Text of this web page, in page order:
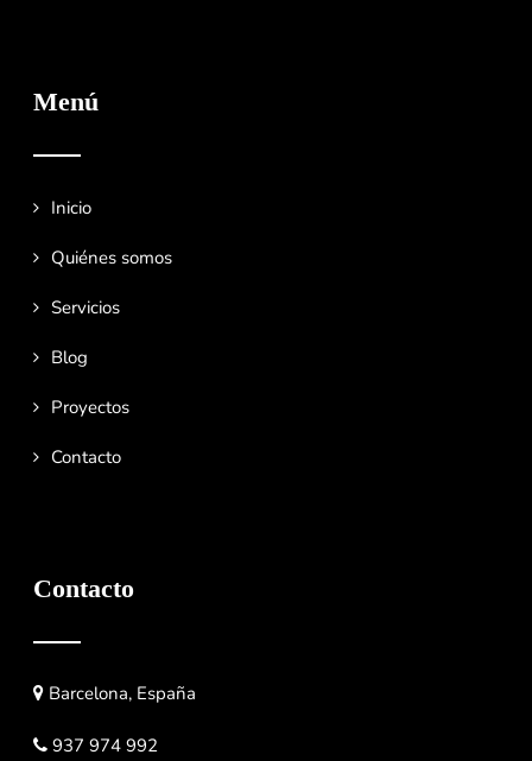
Menú
Inicio
Quiénes somos
Servicios
Blog
Proyectos
Contacto
Contacto
Barcelona, España
937 974 992